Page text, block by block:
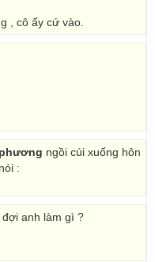
, cô ấy cứ vào.
phương ngồi cúi xuống hôn
:
anh làm gì ?